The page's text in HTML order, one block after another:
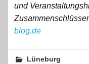
und
blog.de
Lüneburg